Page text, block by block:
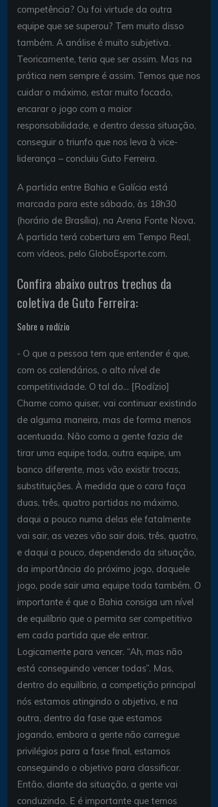
competência? Ou foi virtude da outra
equipe que se superou? Tem muito disso
também. A análise é muito subjetiva.
Teoricamente, teria que ser assim. Mas na
prática nem sempre é assim. Temos que nos
cuidar o máximo, estar muito focado,
encarar o jogo com a maior
responsabilidade, e dentro dessa situação,
conseguir o triunfo que nos leva à vice-
liderança – concluiu Guto Ferreira.
A partida entre Bahia e Galícia está
marcada para este sábado, às 18h30
(horário de Brasília), na Arena Fonte Nova.
A partida terá cobertura em Tempo Real,
com vídeos, pelo GloboEsporte.com.
Confira abaixo outros trechos da
coletiva de Guto Ferreira:
Sobre o rodízio
- O que a pessoa tem que entender é que,
com os calendários, o alto nível de
competitividade. O tal do... [Rodízio]
Chame como quiser, vai continuar existindo
de alguma maneira, mas de forma menos
acentuada. Não como a gente fazia de
tirar uma equipe toda, outra equipe, um
banco diferente, mas vão existir trocas,
substituições. À medida que o cara faça
duas, três, quatro partidas no máximo,
daqui a pouco numa delas ele fatalmente
vai sair, as vezes vão sair dois, três, quatro,
e daqui a pouco, dependendo da situação,
da importância do próximo jogo, daquele
jogo, pode sair uma equipe toda também. O
importante é que o Bahia consiga um nível
de equilíbrio que o permita ser competitivo
em cada partida que ele entrar.
Logicamente para vencer. “Ah, mas não
está conseguindo vencer todas”. Mas,
dentro do equilíbrio, a competição principal
nós estamos atingindo o objetivo, e na
outra, dentro da fase que estamos
jogando, embora a gente não carregue
privilégios para a fase final, estamos
conseguindo o objetivo para classificar.
Então, diante da situação, a gente vai
conduzindo. E é importante que temos